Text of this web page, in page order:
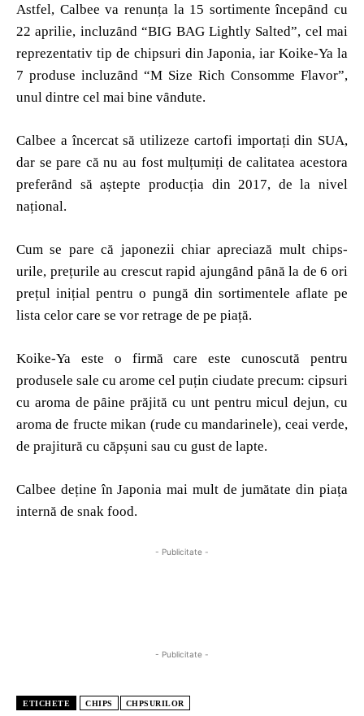
Astfel, Calbee va renunța la 15 sortimente începȃnd cu
22 aprilie, incluzȃnd “BIG BAG Lightly Salted”, cel mai
reprezentativ tip de chipsuri din Japonia, iar Koike-Ya la
7 produse incluzȃnd “M Size Rich Consomme Flavor”,
unul dintre cel mai bine vȃndute.
Calbee a încercat să utilizeze cartofi importați din SUA,
dar se pare că nu au fost mulțumiți de calitatea acestora
preferȃnd să aștepte producția din 2017, de la nivel
național.
Cum se pare că japonezii chiar apreciază mult chips-
urile, prețurile au crescut rapid ajungȃnd pȃnă la de 6 ori
prețul inițial pentru o pungă din sortimentele aflate pe
lista celor care se vor retrage de pe piață.
Koike-Ya este o firmă care este cunoscută pentru
produsele sale cu arome cel puțin ciudate precum: cipsuri
cu aroma de pȃine prăjită cu unt pentru micul dejun, cu
aroma de fructe mikan (rude cu mandarinele), ceai verde,
de prajitură cu căpșuni sau cu gust de lapte.
Calbee deține în Japonia mai mult de jumătate din piața
internă de snak food.
- Publicitate -
- Publicitate -
ETICHETE CHIPS CHPSURILOR